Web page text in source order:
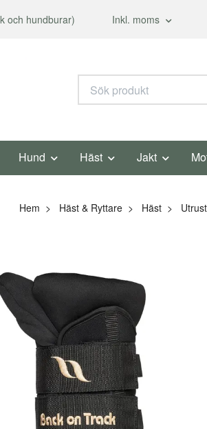
och hundburar) Inkl. moms
Hund Häst Jakt
Hem Häst & Ryttare Häst